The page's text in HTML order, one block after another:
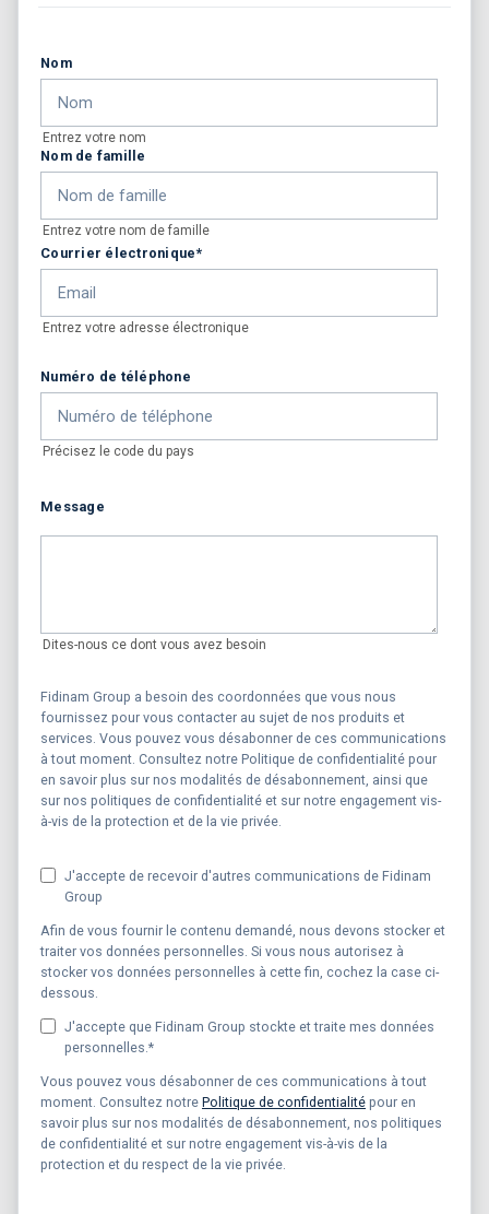
Nom
Entrez votre nom
Nom de famille
Entrez votre nom de famille
Courrier électronique*
Entrez votre adresse électronique
Numéro de téléphone
Précisez le code du pays
Message
Dites-nous ce dont vous avez besoin
Fidinam Group a besoin des coordonnées que vous nous
fournissez pour vous contacter au sujet de nos produits et
services. Vous pouvez vous désabonner de ces communications
à tout moment. Consultez notre Politique de confidentialité pour
en savoir plus sur nos modalités de désabonnement, ainsi que
sur nos politiques de confidentialité et sur notre engagement vis-
à-vis de la protection et de la vie privée.
J'accepte de recevoir d'autres communications de Fidinam
Group
Afin de vous fournir le contenu demandé, nous devons stocker et
traiter vos données personnelles. Si vous nous autorisez à
stocker vos données personnelles à cette fin, cochez la case ci-
dessous.
J'accepte que Fidinam Group stockte et traite mes données
personnelles.*
Vous pouvez vous désabonner de ces communications à tout
moment. Consultez notre Politique de confidentialité pour en
savoir plus sur nos modalités de désabonnement, nos politiques
de confidentialité et sur notre engagement vis-à-vis de la
protection et du respect de la vie privée.